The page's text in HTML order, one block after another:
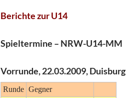
Berichte zur U14
Spieltermine – NRW-U14-MM
Vorrunde, 22.03.2009, Duisburg
Runde Gegner